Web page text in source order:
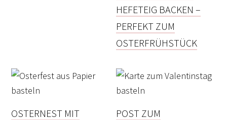
HEFETEIG BACKEN –
PERFEKT ZUM
OSTERFRÜHSTÜCK
OSTERNEST MIT POST ZUM